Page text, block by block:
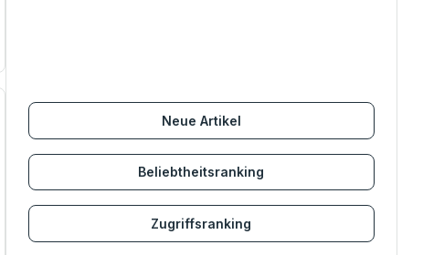
Neue Artikel
Beliebtheitsranking
Zugriffsranking